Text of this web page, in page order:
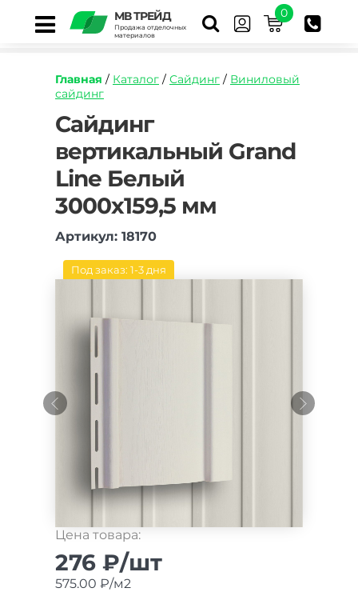
МВ ТРЕЙД
Продажа отделочных
материалов
0
Главная / Каталог / Сайдинг / Виниловый
сайдинг
https://mvtrade.ru/images/id/normal/sajding-
vertikalnyj-
grand-
line-
belyj-
3000kh1595-
mm.jpg
Сайдинг
вертикальный Grand
Line Белый
3000х159,5 мм
Артикул: 18170
Под заказ: 1-3 дня
Цена товара:
276 ₽/шт
575.00 ₽/м2